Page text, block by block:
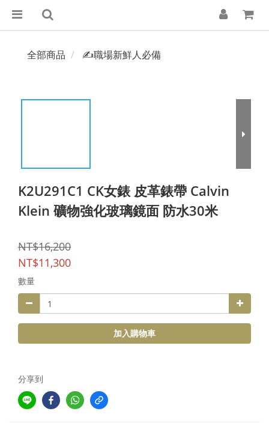
全部商品 ✍️職場新鮮人必備
K2U291C1 CK女錶 皮革錶帶 Calvin
Klein 礦物強化玻璃鏡面 防水30米
NT$16,200
NT$11,300
數量
加入購物車
分享到